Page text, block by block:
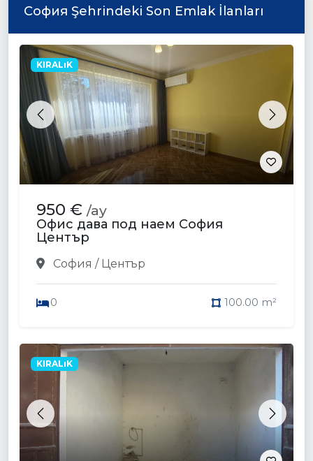
София Şehrindeki Son Emlak İlanları
Previous Next
KIRALıK
950 € /ay
Офис дава под наем София
Център
София / Център
0 100.00 m²
Previous Next
KIRALıK